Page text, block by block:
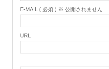
E-MAIL ( 必須 ) ※ 公開されません
URL